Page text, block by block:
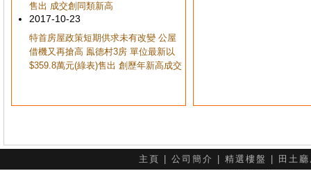
售出 成交創同類新高
2017-10-23
特首房屋政策短期供求未有改變 公屋
借機又再搶高 鳯德村3房 單位最新以
$359.8萬元(綠表)售出 創歷年新高成交
主頁 公司簡介 精選樓盤 田土